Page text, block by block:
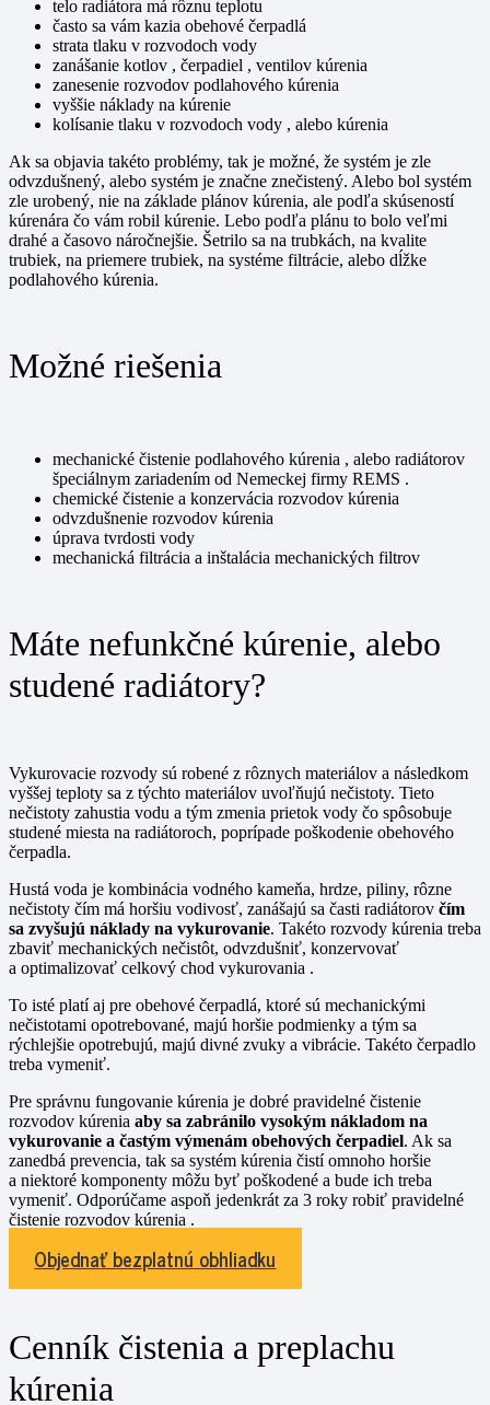
telo radiátora má rôznu teplotu
často sa vám kazia obehové čerpadlá
strata tlaku v rozvodoch vody
zanášanie kotlov , čerpadiel , ventilov kúrenia
zanesenie rozvodov podlahového kúrenia
vyššie náklady na kúrenie
kolísanie tlaku v rozvodoch vody , alebo kúrenia
Ak sa objavia takéto problémy, tak je možné, že systém je zle
odvzdušnený, alebo systém je značne znečistený. Alebo bol systém
zle urobený, nie na základe plánov kúrenia, ale podľa skúseností
kúrenára čo vám robil kúrenie. Lebo podľa plánu to bolo veľmi
drahé a časovo náročnejšie. Šetrilo sa na trubkách, na kvalite
trubiek, na priemere trubiek, na systéme filtrácie, alebo dĺžke
podlahového kúrenia.
Možné riešenia
mechanické čistenie podlahového kúrenia , alebo radiátorov
špeciálnym zariadením od Nemeckej firmy REMS .
chemické čistenie a konzervácia rozvodov kúrenia
odvzdušnenie rozvodov kúrenia
úprava tvrdosti vody
mechanická filtrácia a inštalácia mechanických filtrov
Máte nefunkčné kúrenie, alebo
studené radiátory?
Vykurovacie rozvody sú robené z rôznych materiálov a následkom
vyššej teploty sa z týchto materiálov uvoľňujú nečistoty. Tieto
nečistoty zahustia vodu a tým zmenia prietok vody čo spôsobuje
studené miesta na radiátoroch, poprípade poškodenie obehového
čerpadla.
Hustá voda je kombinácia vodného kameňa, hrdze, piliny, rôzne
nečistoty čím má horšiu vodivosť, zanášajú sa časti radiátorov čím
sa zvyšujú náklady na vykurovanie. Takéto rozvody kúrenia treba
zbaviť mechanických nečistôt, odvzdušniť, konzervovať
a optimalizovať celkový chod vykurovania .
To isté platí aj pre obehové čerpadlá, ktoré sú mechanickými
nečistotami opotrebované, majú horšie podmienky a tým sa
rýchlejšie opotrebujú, majú divné zvuky a vibrácie. Takéto čerpadlo
treba vymeniť.
Pre správnu fungovanie kúrenia je dobré pravidelné čistenie
rozvodov kúrenia aby sa zabránilo vysokým nákladom na
vykurovanie a častým výmenám obehových čerpadiel. Ak sa
zanedbá prevencia, tak sa systém kúrenia čistí omnoho horšie
a niektoré komponenty môžu byť poškodené a bude ich treba
vymeniť. Odporúčame aspoň jedenkrát za 3 roky robiť pravidelné
čistenie rozvodov kúrenia .
Objednať bezplatnú obhliadku
Cenník čistenia a preplachu
kúrenia